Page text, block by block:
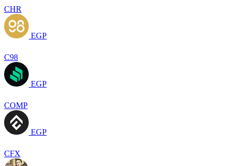
CHR
EGP
C98
EGP
COMP
EGP
CFX